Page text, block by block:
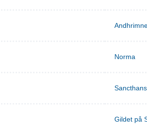
Norma
Gildet på